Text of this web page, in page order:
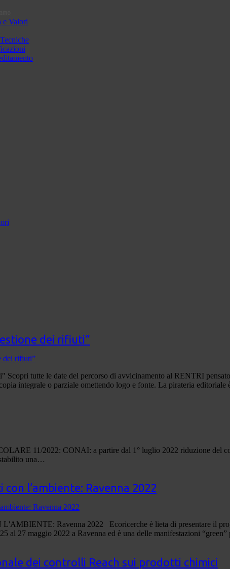
e Valori
dei rifiuti”
Scopri tutte le date del percorso di avvicinamento al RENTRI
integrale o parziale omettendo logo e fonte. La pirateria editoriale
CONAI: a partire dal 1° luglio 2022 riduzione del
una…
l’ambiente: Ravenna 2022
Ravenna 2022 Ecoricerche è lieta di presentare il
al 27 maggio 2022 a Ravenna ed è una delle manifestazioni
dei controlli Reach sui prodotti chimici